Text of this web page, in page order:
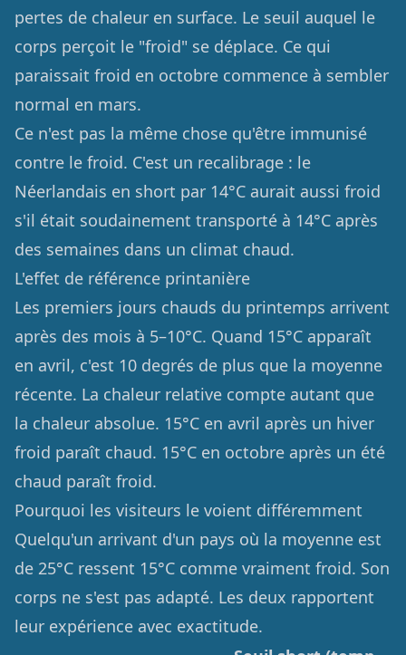
pertes de chaleur en surface. Le seuil auquel le
corps perçoit le "froid" se déplace. Ce qui
paraissait froid en octobre commence à sembler
normal en mars.
Ce n'est pas la même chose qu'être immunisé
contre le froid. C'est un recalibrage : le
Néerlandais en short par 14°C aurait aussi froid
s'il était soudainement transporté à 14°C après
des semaines dans un climat chaud.
L'effet de référence printanière
Les premiers jours chauds du printemps arrivent
après des mois à 5–10°C. Quand 15°C apparaît
en avril, c'est 10 degrés de plus que la moyenne
récente. La chaleur relative compte autant que
la chaleur absolue. 15°C en avril après un hiver
froid paraît chaud. 15°C en octobre après un été
chaud paraît froid.
Pourquoi les visiteurs le voient différemment
Quelqu'un arrivant d'un pays où la moyenne est
de 25°C ressent 15°C comme vraiment froid. Son
corps ne s'est pas adapté. Les deux rapportent
leur expérience avec exactitude.